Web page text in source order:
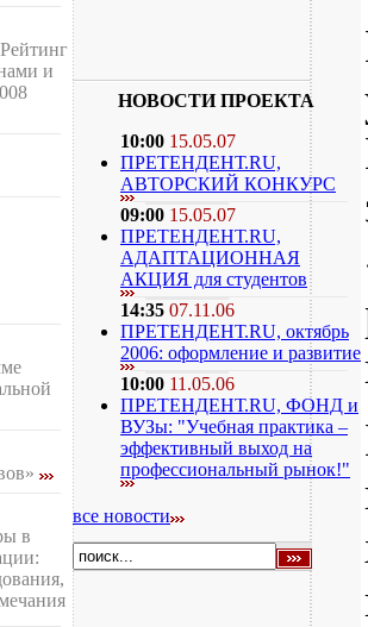
и
в
НОВОСТИ ПРОЕКТА
10:00 15.05.07
ПРЕТЕНДЕНТ.RU,
АВТОРСКИЙ КОНКУРС
09:00 15.05.07
ПРЕТЕНДЕНТ.RU,
АДАПТАЦИОННАЯ
АКЦИЯ для студентов
14:35 07.11.06
ПРЕТЕНДЕНТ.RU, октябрь
2006: оформление и развитие
10:00 11.05.06
ПРЕТЕНДЕНТ.RU, ФОНД и
ВУЗы: "Учебная практика –
эффективный выход на
профессиональный рынок!"
все новости